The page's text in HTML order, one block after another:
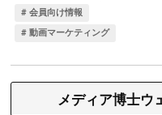
メディア博士ウ